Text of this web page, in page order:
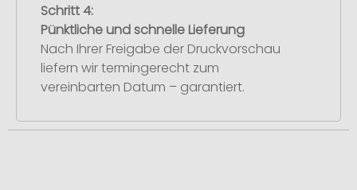
Schritt 4:
Pünktliche und schnelle Lieferung
Nach Ihrer Freigabe der Druckvorschau
liefern wir termingerecht zum
vereinbarten Datum – garantiert.